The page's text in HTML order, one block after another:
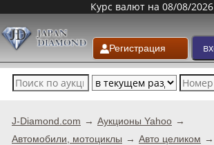
Курс валют на 08/08/2026
Регистрация
J-Diamond.com
Аукционы Yahoo
Автомобили, мотоциклы
Авто целиком